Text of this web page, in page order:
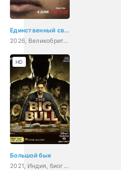
Единственный свидетель
2026, Великобритания, США, драма, криминал
Большой бык
2021, Индия, биография, криминал, драма
HD